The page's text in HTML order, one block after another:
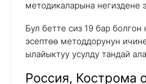
методикаларына негиздене
Бул бетте сиз 19 бар болгон
эсептөө методдорунун
ылайыктуу усулду тандай
Россия, Кострома